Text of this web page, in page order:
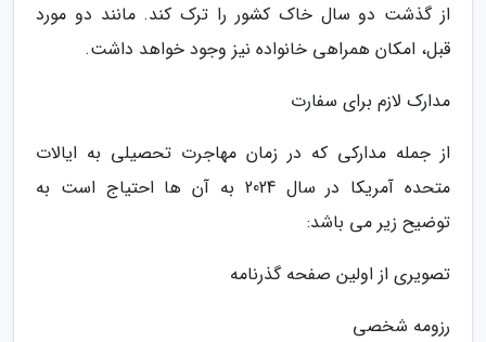
از گذشت دو سال خاک کشور را ترک کند. مانند دو مورد
قبل، امکان همراهی خانواده نیز وجود خواهد داشت.
مدارک لازم برای سفارت
از جمله مدارکی که در زمان مهاجرت تحصیلی به ایالات
متحده آمریکا در سال 2024 به آن ها احتیاج است به
توضیح زیر می باشد:
تصویری از اولین صفحه گذرنامه
رزومه شخصی